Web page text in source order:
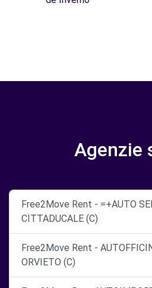
Agenzie
Free2Move Rent - =+AUTO
CITTADUCALE (C)
Free2Move Rent -
ORVIETO (C)